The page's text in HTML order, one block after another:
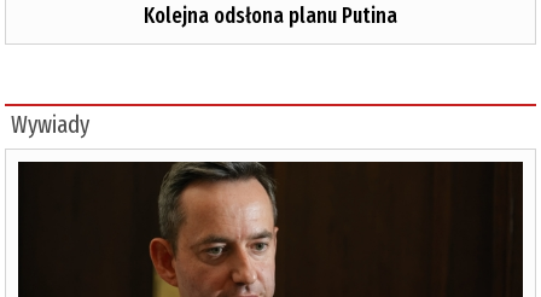
Kolejna odsłona planu Putina
Wywiady